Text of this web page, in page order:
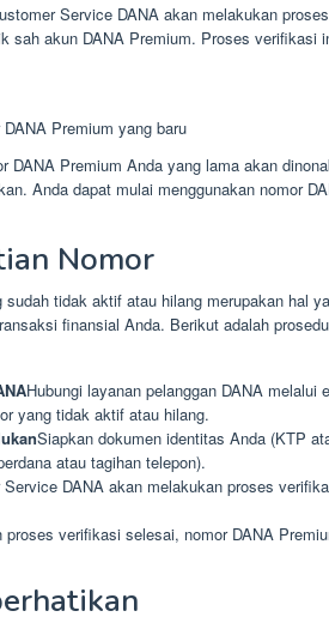
Service DANA akan melakukan
sah akun DANA Premium. Proses verifikasi
Premium yang baru
DANA Premium Anda yang lama akan
Anda dapat mulai menggunakan nomor
Nomor
tidak aktif atau hilang merupakan hal
finansial Anda. Berikut adalah
Hubungi layanan pelanggan DANA melalui
yang tidak aktif atau hilang.
Siapkan dokumen identitas Anda (KTP
atau tagihan telepon).
DANA akan melakukan proses
proses verifikasi selesai, nomor DANA